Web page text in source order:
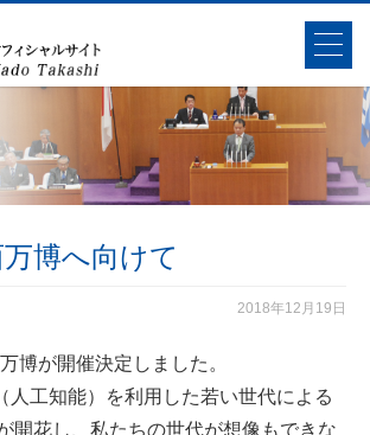
博へ向けて
2018年12月19日
博が開催決定しました。
人工知能）を利用した若い世代による
開花し、私たちの世代が想像もできな